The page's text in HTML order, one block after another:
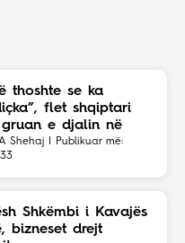
thoshte se ka
flet shqiptari
e djalin në
Shehaj | Publikuar më:
Shkëmbi i Kavajës
bizneset drejt